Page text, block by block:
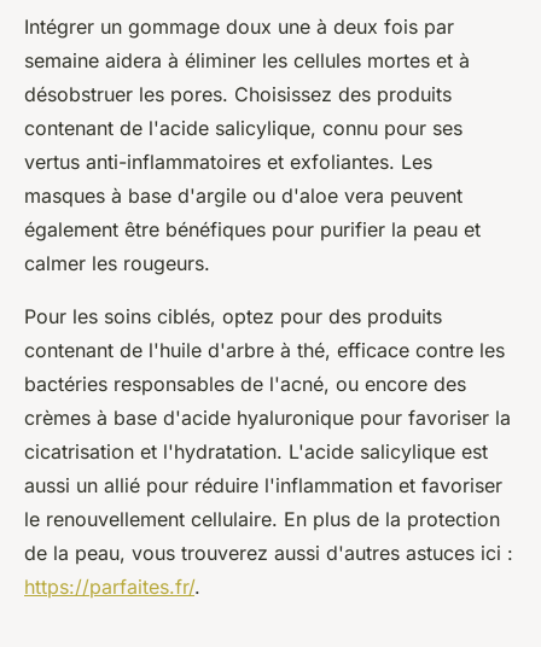
Intégrer un gommage doux une à deux fois par
semaine aidera à éliminer les cellules mortes et à
désobstruer les pores. Choisissez des produits
contenant de l'acide salicylique, connu pour ses
vertus anti-inflammatoires et exfoliantes. Les
masques à base d'argile ou d'aloe vera peuvent
également être bénéfiques pour purifier la peau et
calmer les rougeurs.
Pour les soins ciblés, optez pour des produits
contenant de l'huile d'arbre à thé, efficace contre les
bactéries responsables de l'acné, ou encore des
crèmes à base d'acide hyaluronique pour favoriser la
cicatrisation et l'hydratation. L'acide salicylique est
aussi un allié pour réduire l'inflammation et favoriser
le renouvellement cellulaire. En plus de la protection
de la peau, vous trouverez aussi d'autres astuces ici :
https://parfaites.fr/.